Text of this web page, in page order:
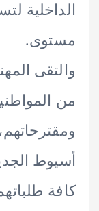
لتسليمها
المهندس
الجديدة،
طلباتهم